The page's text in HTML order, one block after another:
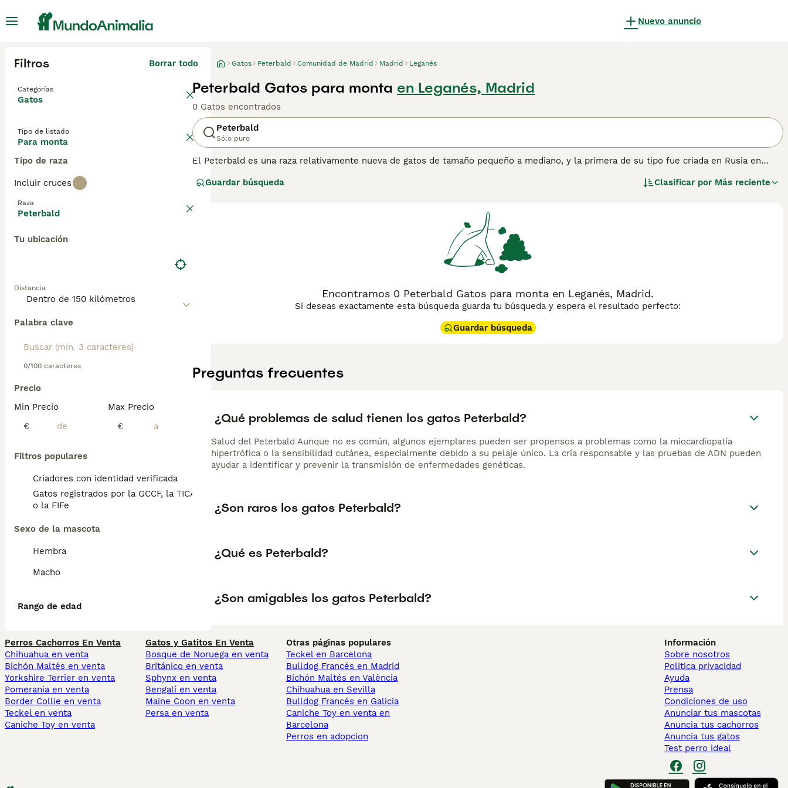
Nuevo anuncio
Filtros Borrar todo
Categorías
Gatos
Tipo de listado
Para monta
Tipo de raza
Incluir cruces
Raza
Peterbald
Tu ubicación
Distancia
Palabra clave
0/100 caracteres
Precio
Min Precio
€
Max Precio
€
Filtros populares
Criadores con identidad verificada
Gatos registrados por la GCCF, la TICA
o la FIFe
Sexo de la mascota
Hembra
Macho
Rango de edad
Gatos Peterbald Comunidad de Madrid Madrid Leganés
Peterbald Gatos para monta en Leganés, Madrid
0 Gatos encontrados
Peterbald
Sólo puro
El Peterbald es una raza relativamente nueva de gatos de tamaño pequeño a mediano, y la primera de su tipo fue criada en Rusia en
como Russian Sphynx. Los Peterbald son gatos elegantes, esbeltos y graciosos que han heredado muchos de los rasgos de sus padres, a
grandes orejas de murciélago. La raza cuenta con una cola delgada en forma de látigo y elegantes patas ovaladas, lo que significa que
pueden levantar y agarrar objetos con facilidad. Los gatos Peterbald se parecen mucho a los Oriental Shorthair, pero cuando estos gatos
nacen pueden ser calvos, aterciopelados o de pelo liso, entre otros. Los gatos que nacen con pelo, a excepción de los gatos de pelo liso,
pueden perder el pelo a medida que envejecen. Los Peterbald tienen una gran variedad de colores y marcas, y puede vivir 10 o más años
Guardar búsqueda Clasificar por Más reciente
Encontramos 0 Peterbald Gatos para monta en Leganés, Madrid.
Si deseas exactamente esta búsqueda guarda tu búsqueda y espera el resultado perfecto:
Guardar búsqueda
Preguntas frecuentes
¿Qué problemas de salud tienen los gatos Peterbald?
Salud del Peterbald Aunque no es común, algunos ejemplares pueden ser propensos a problemas como la miocardiopatía
hipertrófica o la sensibilidad cutánea, especialmente debido a su pelaje único. La cría responsable y las pruebas de ADN pueden
ayudar a identificar y prevenir la transmisión de enfermedades genéticas.
¿Son raros los gatos Peterbald?
¿Qué es Peterbald?
¿Son amigables los gatos Peterbald?
Perros Cachorros En Venta
Chihuahua en venta
Bichón Maltés en venta
Yorkshire Terrier en venta
Pomerania en venta
Border Collie en venta
Teckel en venta
Caniche Toy en venta
Gatos y Gatitos En Venta
Bosque de Noruega en venta
Británico en venta
Sphynx en venta
Bengalí en venta
Maine Coon en venta
Persa en venta
Otras páginas populares
Teckel en Barcelona
Bulldog Francés en Madrid
Bichón Maltés en València
Chihuahua en Sevilla
Bulldog Francés en Galicia
Caniche Toy en venta en
Barcelona
Perros en adopcion
Información
Sobre nosotros
Politica privacidad
Ayuda
Prensa
Condiciones de uso
Anunciar tus mascotas
Anuncia tus cachorros
Anuncia tus gatos
Test perro ideal